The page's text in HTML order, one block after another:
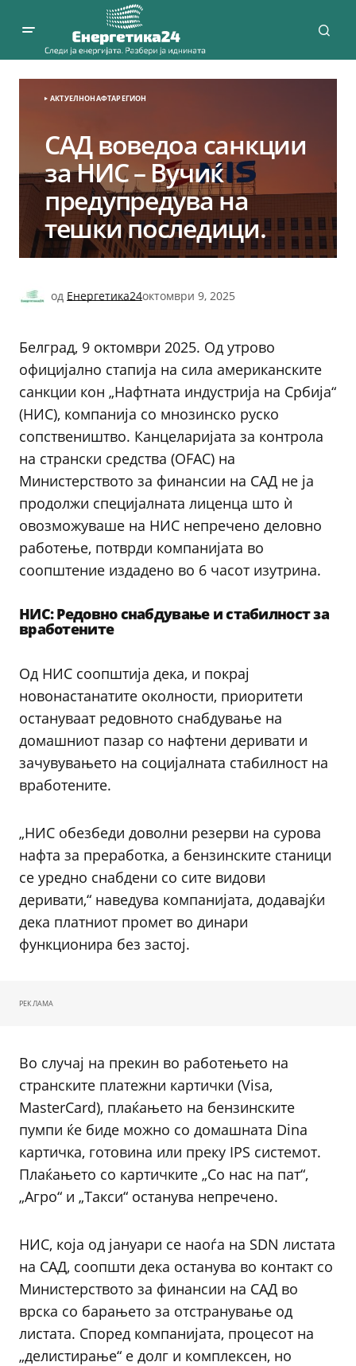
АКТУЕЛНОНАФТАРЕГИОН
САД воведоа санкции
за НИС – Вучиќ
предупредува на
тешки последици.
од Енергетика24октомври 9, 2025
Белград, 9 октомври 2025. Од утрово
официјално стапија на сила американските
санкции кон „Нафтната индустрија на Србија“
(НИС), компанија со мнозинско руско
сопствеништво. Канцеларијата за контрола
на странски средства (OFAC) на
Министерството за финансии на САД не ја
продолжи специјалната лиценца што ѝ
овозможуваше на НИС непречено деловно
работење, потврди компанијата во
соопштение издадено во 6 часот изутрина.
НИС: Редовно снабдување и стабилност за
вработените
Од НИС соопштија дека, и покрај
новонастанатите околности, приоритети
остануваат редовното снабдување на
домашниот пазар со нафтени деривати и
зачувувањето на социјалната стабилност на
вработените.
„НИС обезбеди доволни резерви на сурова
нафта за преработка, а бензинските станици
се уредно снабдени со сите видови
деривати,“ наведува компанијата, додавајќи
дека платниот промет во динари
функционира без застој.
РЕКЛАМА
Во случај на прекин во работењето на
странските платежни картички (Visa,
MasterCard), плаќањето на бензинските
пумпи ќе биде можно со домашната Dina
картичка, готовина или преку IPS системот.
Плаќањето со картичките „Со нас на пат“,
„Агро“ и „Такси“ останува непречено.
НИС, која од јануари се наоѓа на SDN листата
на САД, соопшти дека останува во контакт со
Министерството за финансии на САД во
врска со барањето за отстранување од
листата. Според компанијата, процесот на
„делистирање“ е долг и комплексен, но